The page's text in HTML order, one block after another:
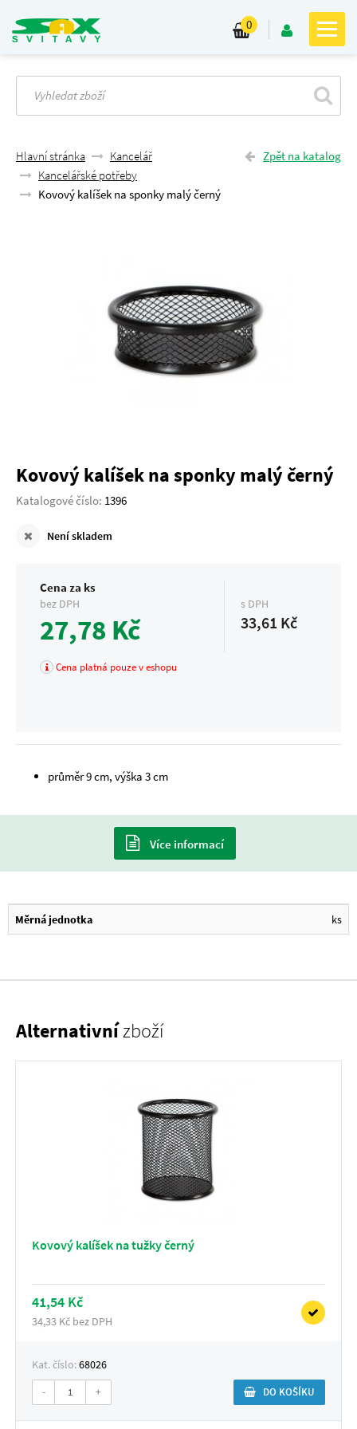
0
Zpět na katalog
Hlavní stránka
Kancelář
Kancelářské potřeby
Kovový kalíšek na sponky malý černý
Kovový kalíšek na sponky malý černý
Katalogové číslo: 1396
Není skladem
Cena za ks
bez DPH
27,78 Kč
s DPH
33,61 Kč
Cena platná pouze v eshopu
průměr9cm, výška 3cm
Více informací
Měrná jednotka ks
Alternativnízboží
Kovový kalíšek na tužky černý
41,54 Kč
34,33 Kč bez DPH
Kat. číslo:68026
- + DO KOŠÍKU